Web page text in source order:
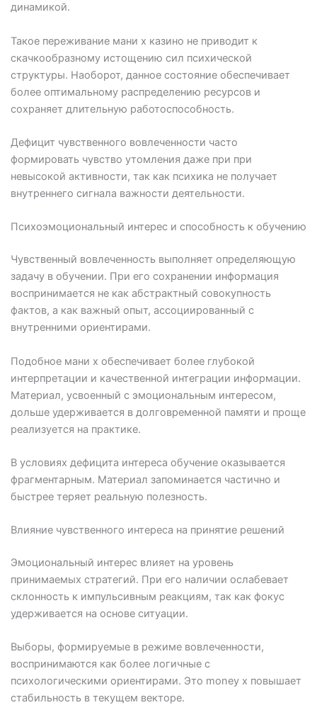
динамикой.
Такое переживание мани х казино не приводит к
скачкообразному истощению сил психической
структуры. Наоборот, данное состояние обеспечивает
более оптимальному распределению ресурсов и
сохраняет длительную работоспособность.
Дефицит чувственного вовлеченности часто
формировать чувство утомления даже при при
невысокой активности, так как психика не получает
внутреннего сигнала важности деятельности.
Психоэмоциональный интерес и способность к обучению
Чувственный вовлеченность выполняет определяющую
задачу в обучении. При его сохранении информация
воспринимается не как абстрактный совокупность
фактов, а как важный опыт, ассоциированный с
внутренними ориентирами.
Подобное мани х обеспечивает более глубокой
интерпретации и качественной интеграции информации.
Материал, усвоенный с эмоциональным интересом,
дольше удерживается в долговременной памяти и проще
реализуется на практике.
В условиях дефицита интереса обучение оказывается
фрагментарным. Материал запоминается частично и
быстрее теряет реальную полезность.
Влияние чувственного интереса на принятие решений
Эмоциональный интерес влияет на уровень
принимаемых стратегий. При его наличии ослабевает
склонность к импульсивным реакциям, так как фокус
удерживается на основе ситуации.
Выборы, формируемые в режиме вовлеченности,
воспринимаются как более логичные с
психологическими ориентирами. Это money x повышает
стабильность в текущем векторе.